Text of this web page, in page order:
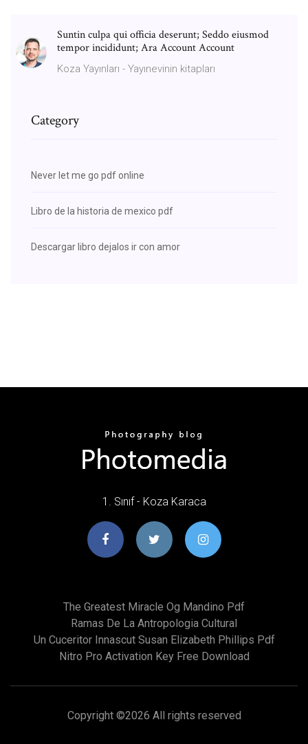
Suntin culpa qui officia deserunt; Seddo eiusmod
tempor incididunt; Ara Account Account
Koza Yayınları - Yayınevinin kitapları
Category
Never let me go pdf online
Libro de la historia de mexico pdf
Descargar libro dejalos ir con amor
1. Sınıf - Koza Karaca
The Greatest Miracle Og Mandino Pdf
Ramas De La Antropologia Cultural
Un Cuceritor Innascut Susan Elizabeth Phillips Pdf
Nitro Pro Activation Key Free Download
Copyright ©2026 All rights reserved